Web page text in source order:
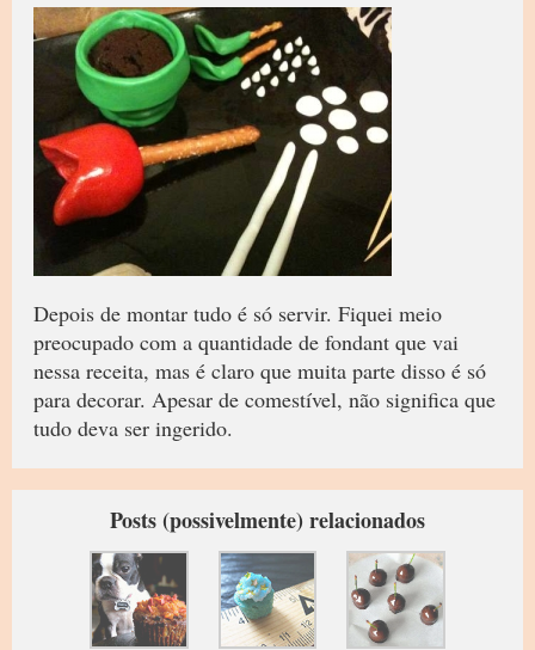
Depois de montar tudo é só servir. Fiquei meio
preocupado com a quantidade de fondant que vai
nessa receita, mas é claro que muita parte disso é só
para decorar. Apesar de comestível, não significa que
tudo deva ser ingerido.
Posts (possivelmente) relacionados